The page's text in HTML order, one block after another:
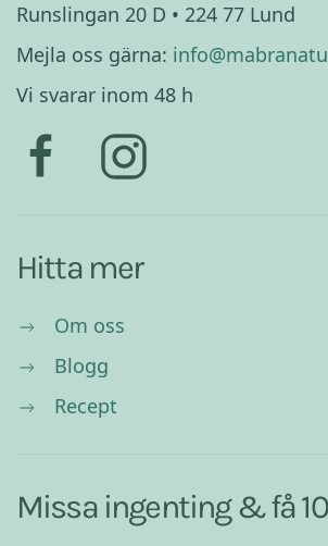
Runslingan 20 D • 224 77 Lund
Mejla oss gärna:
Vi svarar inom 48 h
Hitta mer
Om oss
Blogg
Recept
Missa ingenting & få